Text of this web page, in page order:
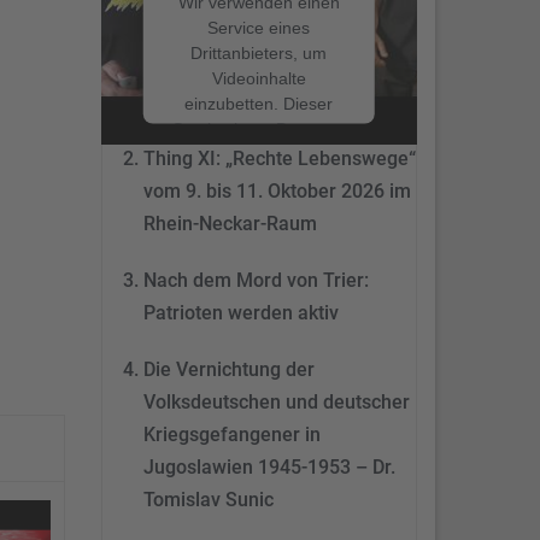
Service eines
Drittanbieters, um
Videoinhalte
einzubetten. Dieser
Service kann Daten zu
Ihren Aktivitäten
sammeln. Bitte lesen
Sie die Details durch
und stimmen Sie der
zu, um dieses Video
anzusehen.
Mehr
Informationen
Akzeptieren
powered by
Usercentrics Consent
Nach dem Mord von Trier:
Patrioten werden aktiv
Thing XI: „Rechte Lebenswege“
vom 9. bis 11. Oktober 2026 im
Rhein-Neckar-Raum
Nach dem Mord von Trier:
Patrioten werden aktiv
Die Vernichtung der
Volksdeutschen und deutscher
Kriegsgefangener in
Jugoslawien 1945-1953 – Dr.
Tomislav Sunic